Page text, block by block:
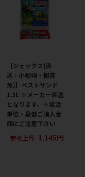
［ジェックス(直
送：小動物・観賞
魚)］ベストサンド
1.5L ※メーカー直送
となります。※発注
単位・最低ご購入金
額にご注意下さい
参考上代 1,145円